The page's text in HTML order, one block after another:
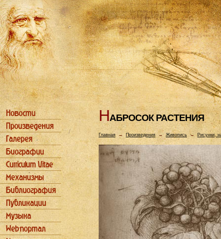
НАБРОСОК РАСТЕHИЯ
Главная→ Произведения → Живопись → Рисунки,